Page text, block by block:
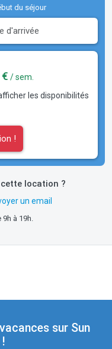
du séjour
/ sem.
les disponibilités
!
location ?
un email
à 19h.
sur Sun